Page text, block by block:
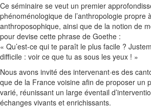
Ce séminaire se veut un premier
phénoménologique de l’anthropologie propre
anthroposophique, ainsi que de la notion de
pour devise cette phrase de Goethe :
« Qu’est-ce qui te paraît le plus facile ?
difficile : voir ce que tu as sous les yeux ! »
Nous avons invité des intervenant·es des
que de la France voisine afin de proposer un
varié, réunissant un large éventail
échanges vivants et enrichissants.